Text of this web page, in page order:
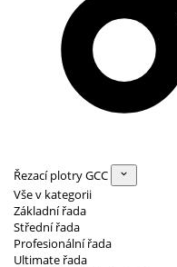
Řezací plotry GCC
Vše v kategorii
Základní řada
Střední řada
Profesionální řada
Ultimate řada